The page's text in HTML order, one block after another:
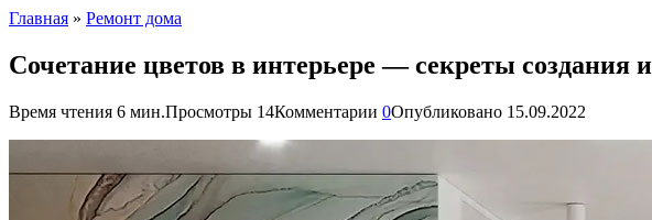
Главная » Ремонт дома
Сочетание цветов в интерьере — секреты создания
Время чтения 6 мин.Просмотры 14Комментарии 0Опубликовано 15.09.2022